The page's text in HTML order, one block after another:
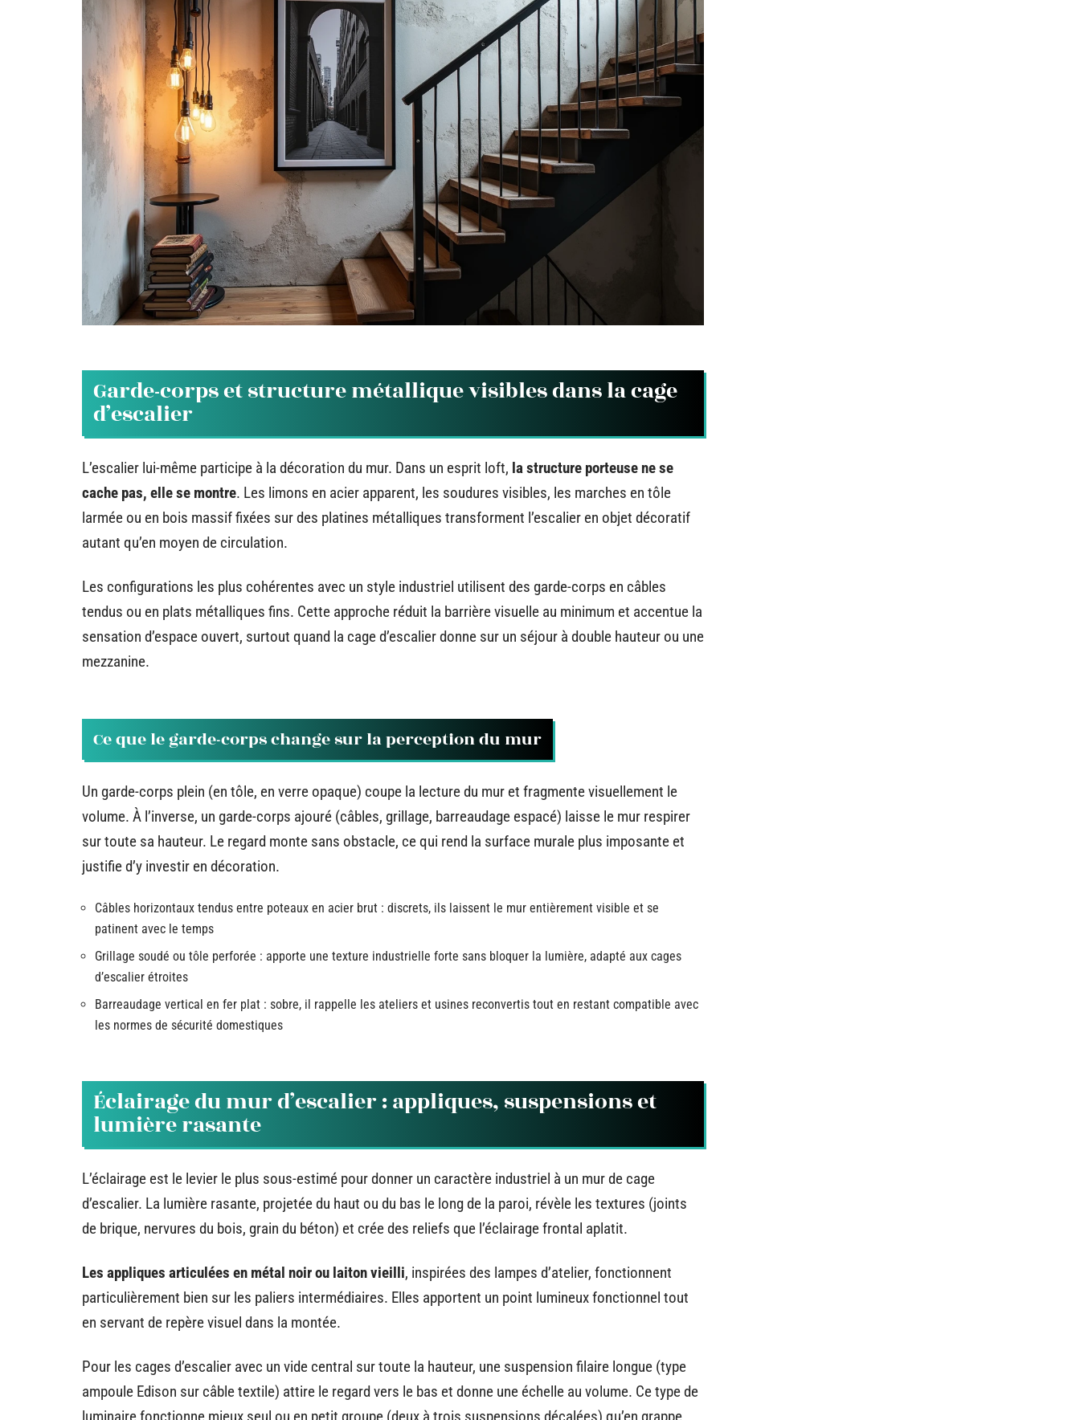
Garde-corps et structure métallique visibles dans la cage
d’escalier
L’escalier lui-même participe à la décoration du mur. Dans un esprit loft, la structure porteuse ne se
cache pas, elle se montre. Les limons en acier apparent, les soudures visibles, les marches en tôle
larmée ou en bois massif fixées sur des platines métalliques transforment l’escalier en objet décoratif
autant qu’en moyen de circulation.
Les configurations les plus cohérentes avec un style industriel utilisent des garde-corps en câbles
tendus ou en plats métalliques fins. Cette approche réduit la barrière visuelle au minimum et accentue la
sensation d’espace ouvert, surtout quand la cage d’escalier donne sur un séjour à double hauteur ou une
mezzanine.
Ce que le garde-corps change sur la perception du mur
Un garde-corps plein (en tôle, en verre opaque) coupe la lecture du mur et fragmente visuellement le
volume. À l’inverse, un garde-corps ajouré (câbles, grillage, barreaudage espacé) laisse le mur respirer
sur toute sa hauteur. Le regard monte sans obstacle, ce qui rend la surface murale plus imposante et
justifie d’y investir en décoration.
Câbles horizontaux tendus entre poteaux en acier brut : discrets, ils laissent le mur entièrement visible et se
patinent avec le temps
Grillage soudé ou tôle perforée : apporte une texture industrielle forte sans bloquer la lumière, adapté aux cages
d’escalier étroites
Barreaudage vertical en fer plat : sobre, il rappelle les ateliers et usines reconvertis tout en restant compatible avec
les normes de sécurité domestiques
Éclairage du mur d’escalier : appliques, suspensions et
lumière rasante
L’éclairage est le levier le plus sous-estimé pour donner un caractère industriel à un mur de cage
d’escalier. La lumière rasante, projetée du haut ou du bas le long de la paroi, révèle les textures (joints
de brique, nervures du bois, grain du béton) et crée des reliefs que l’éclairage frontal aplatit.
Les appliques articulées en métal noir ou laiton vieilli, inspirées des lampes d’atelier, fonctionnent
particulièrement bien sur les paliers intermédiaires. Elles apportent un point lumineux fonctionnel tout
en servant de repère visuel dans la montée.
Pour les cages d’escalier avec un vide central sur toute la hauteur, une suspension filaire longue (type
ampoule Edison sur câble textile) attire le regard vers le bas et donne une échelle au volume. Ce type de
luminaire fonctionne mieux seul ou en petit groupe (deux à trois suspensions décalées) qu’en grappe